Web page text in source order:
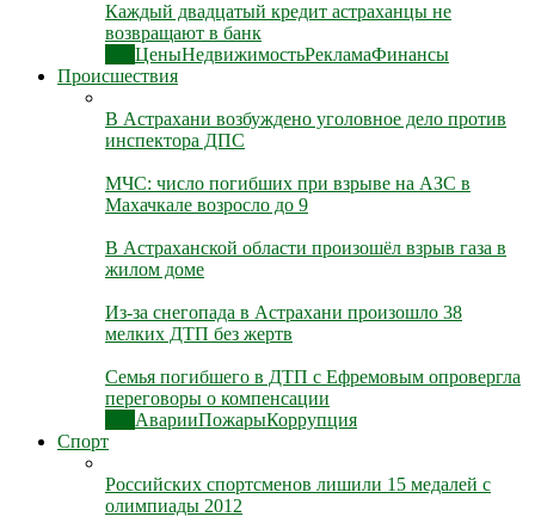
Каждый двадцатый кредит астраханцы не
возвращают в банк
ЦеныНедвижимостьРекламаФинансы
Происшествия
В Астрахани возбуждено уголовное дело против
инспектора ДПС
МЧС: число погибших при взрыве на АЗС в
Махачкале возросло до 9
В Астраханской области произошёл взрыв газа в
жилом доме
Из-за снегопада в Астрахани произошло 38
мелких ДТП без жертв
Семья погибшего в ДТП с Ефремовым опровергла
переговоры о компенсации
АварииПожарыКоррупция
Спорт
Российских спортсменов лишили 15 медалей с
олимпиады 2012